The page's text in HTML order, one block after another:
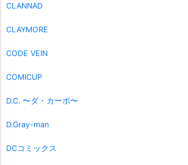
CLANNAD
CLAYMORE
CODE VEIN
COMICUP
D.C. 〜ダ・カーポ〜
D.Gray-man
DCコミックス